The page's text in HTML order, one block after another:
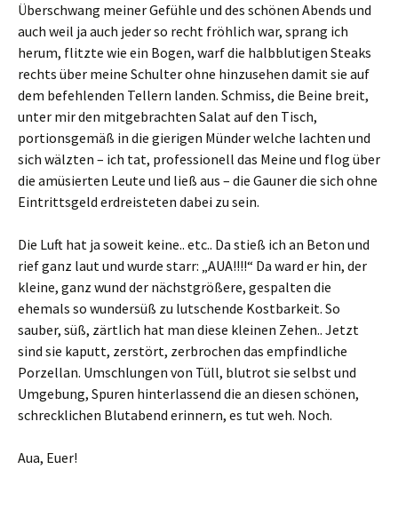
Überschwang meiner Gefühle und des schönen Abends und
auch weil ja auch jeder so recht fröhlich war, sprang ich
herum, flitzte wie ein Bogen, warf die halbblutigen Steaks
rechts über meine Schulter ohne hinzusehen damit sie auf
dem befehlenden Tellern landen. Schmiss, die Beine breit,
unter mir den mitgebrachten Salat auf den Tisch,
portionsgemäß in die gierigen Münder welche lachten und
sich wälzten – ich tat, professionell das Meine und flog über
die amüsierten Leute und ließ aus – die Gauner die sich ohne
Eintrittsgeld erdreisteten dabei zu sein.
Die Luft hat ja soweit keine.. etc.. Da stieß ich an Beton und
rief ganz laut und wurde starr: „AUA!!!!“ Da ward er hin, der
kleine, ganz wund der nächstgrößere, gespalten die
ehemals so wundersüß zu lutschende Kostbarkeit. So
sauber, süß, zärtlich hat man diese kleinen Zehen.. Jetzt
sind sie kaputt, zerstört, zerbrochen das empfindliche
Porzellan. Umschlungen von Tüll, blutrot sie selbst und
Umgebung, Spuren hinterlassend die an diesen schönen,
schrecklichen Blutabend erinnern, es tut weh. Noch.
Aua, Euer!